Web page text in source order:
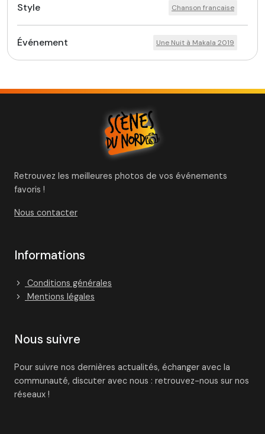
Style Chanson francaise
Événement Une Nuit à Makala 2019
Retrouvez les meilleures photos de vos événements
favoris !
Nous contacter
Informations
Conditions générales
Mentions légales
Nous suivre
Pour suivre nos dernières actualités, échanger avec la
communauté, discuter avec nous : retrouvez-nous sur nos
réseaux !